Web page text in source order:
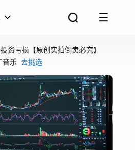
资亏损【原创实拍倒卖必究】
音乐 去挑选